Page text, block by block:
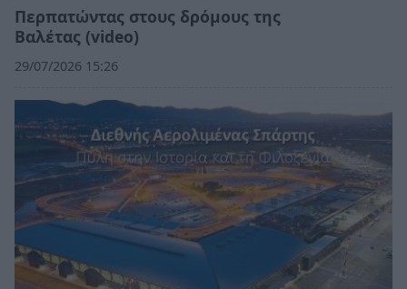
Περπατώντας στους δρόμους της
Βαλέτας (video)
29/07/2026 15:26